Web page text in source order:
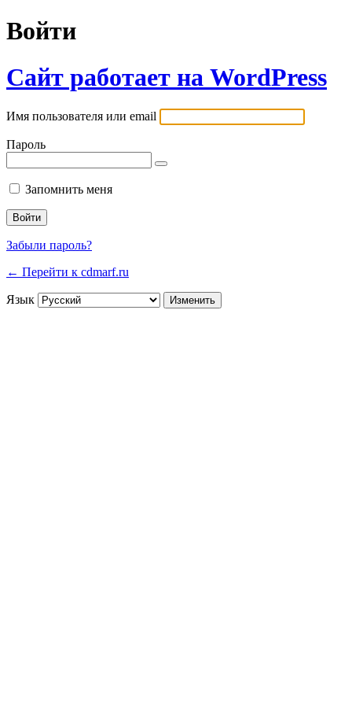
Войти
Сайт работает на WordPress
Имя пользователя или email
Пароль
Запомнить меня
Забыли пароль?
← Перейти к cdmarf.ru
Язык